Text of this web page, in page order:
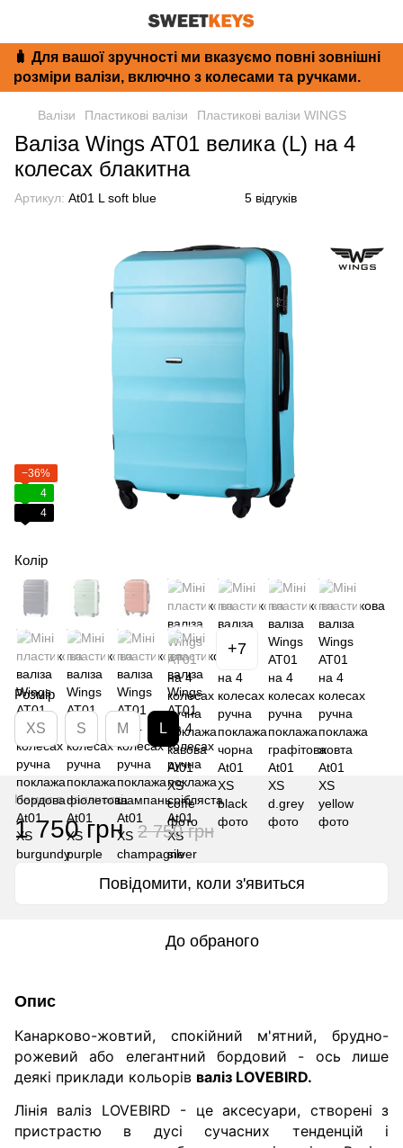
🧳 Для вашої зручності ми вказуємо повні зовнішні
розміри валізи, включно з колесами та ручками.
Валізи Пластикові валізи Пластикові валізи WINGS
Валіза Wings AT01 велика (L) на 4
колесах блакитна
Артикул: At01 L soft blue 5 відгуків
−36%
4
4
Колір
+7
Розмір
XS S M L
Немає в наявності
1 750 грн 2 750 грн
Повідомити, коли з'явиться
До обраного
Опис
Канарково-жовтий, спокійний м'ятний, брудно-
рожевий або елегантний бордовий - ось лише
деякі приклади кольорів валіз LOVEBIRD.
Лінія валіз LOVEBIRD - це аксесуари, створені з
пристрастю в дусі сучасних тенденцій і